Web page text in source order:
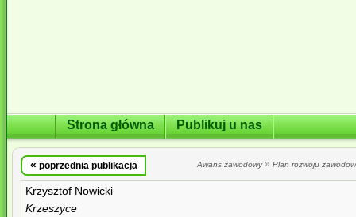
Strona główna Publikuj u nas
« poprzednia publikacja Awans zawodowy» Plan rozwoju
Krzysztof Nowicki
Krzeszyce